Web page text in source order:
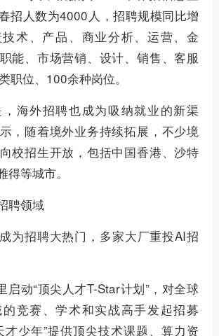
招人数为4000人，招聘规模同比增
术、产品、商业分析、运营、金
能、市场营销、设计、销售、客服
职位、100余种岗位。
海外招聘也成为吸纳就业的新渠
，随着境外业务持续拓展，不少境
校招生开放，包括中国香港、沙特
等城市。
聘领域
为招聘大热门，多家大厂重投AI招
启动“顶尖人才T-Star计划”，对全球
竞赛、学术和实战高手发起招募
才少年”提供顶尖技术课题、算力资